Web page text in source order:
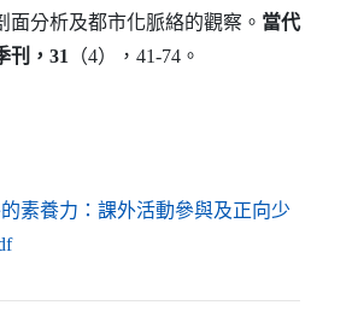
面分析及都市化脈絡的觀察。 當代
刊，31
（4），41-74。
素養力：課外活動參與及正向少
（另開新視窗）